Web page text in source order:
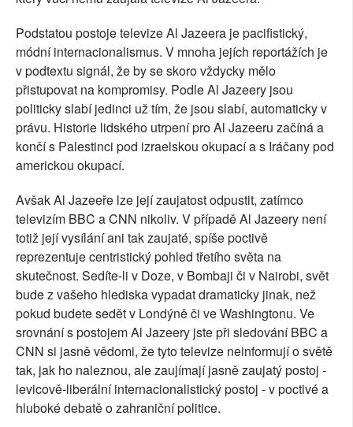
Podstatou postoje televize Al Jazeera je pacifistický,
módní internacionalismus. V mnoha jejích reportážích je
v podtextu signál, že by se skoro vždycky mělo
přistupovat na kompromisy. Podle Al Jazeery jsou
politicky slabí jedinci už tím, že jsou slabí, automaticky v
právu. Historie lidského utrpení pro Al Jazeeru začíná a
končí s Palestinci pod izraelskou okupací a s Iráčany pod
americkou okupací.
Avšak Al Jazeeře lze její zaujatost odpustit, zatímco
televizím BBC a CNN nikoliv. V případě Al Jazeery není
totiž její vysílání ani tak zaujaté, spíše poctivě
reprezentuje centristický pohled třetího světa na
skutečnost. Sedíte-li v Doze, v Bombaji či v Nairobi, svět
bude z vašeho hlediska vypadat dramaticky jinak, než
pokud budete sedět v Londýně či ve Washingtonu. Ve
srovnání s postojem Al Jazeery jste při sledování BBC a
CNN si jasně vědomi, že tyto televize neinformují o světě
tak, jak ho naleznou, ale zaujímají jasně zaujatý postoj -
levicově-liberální internacionalistický postoj - v poctivé a
hluboké debatě o zahraniční politice.